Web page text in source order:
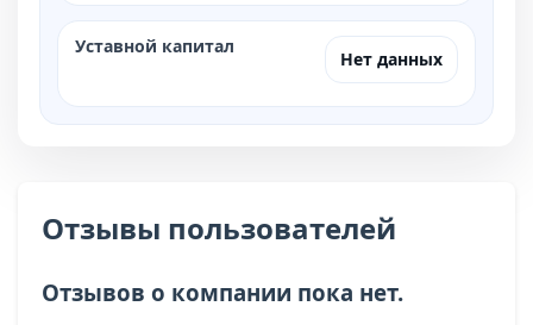
Уставной капитал
Нет данных
Отзывы пользователей
Отзывов о компании пока нет.